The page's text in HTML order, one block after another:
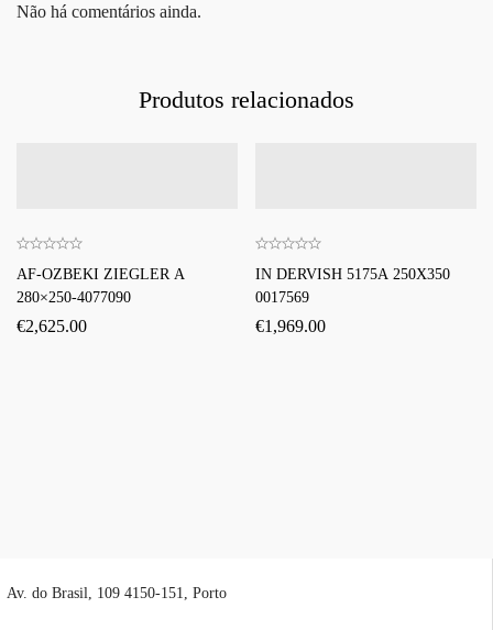
Não há comentários ainda.
Produtos relacionados
AF-OZBEKI ZIEGLER A
280×250-4077090
€2,625.00
IN DERVISH 5175A 250X350
0017569
€1,969.00
Av. do Brasil, 109 4150-151, Porto